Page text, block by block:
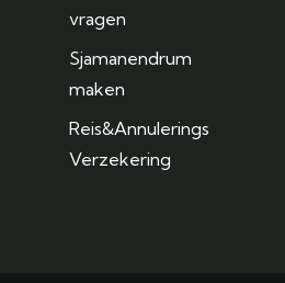
vragen
Sjamanendrum
maken
Reis&Annulerings
Verzekering